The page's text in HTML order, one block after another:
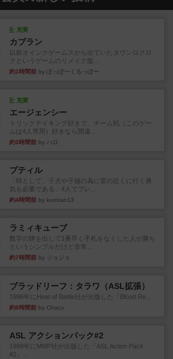
充実
カブラン
以前オインクゲームスから出ていたタウンロクロ
クというゲームのリメイク版...
約1時間前 by ぽっぽーくるっぽー
充実
エージェンシー
トリックテイキング好きで、チーム戦（このゲー
ムは4人専用）好きなら間違...
約3時間前 by ハロ
プティル
「時として、子犬や子猫の為に雷の近くに行く勇
気も必要である」4人でプレ...
約4時間前 by kurotan13
ラミィキューブ
数字の牌を出して1番早く手札をなくした人が勝ち
というシンプルだけど非常...
約7時間前 by ジョジョ
ブラッドリーフ：タラワ（ASL拡張）
1996年にHeat of Battle社が出版した『Blood Re...
約8時間前 by Chaco
ASL アクションパック#2
1999年にMMP社が出版した『ASL Action Pack
#2』...